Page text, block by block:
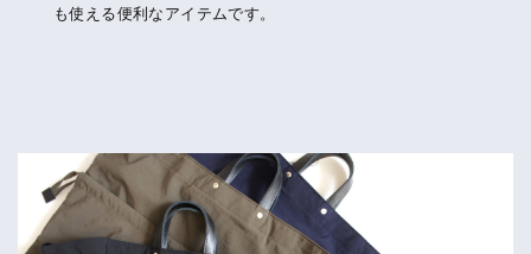
も使える便利なアイテムです。